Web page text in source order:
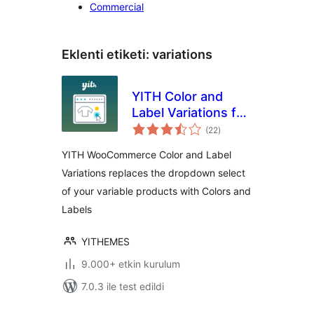
Commercial
Eklenti etiketi: variations
YITH Color and
Label Variations for
WooCommerce
(22toplam
puan
)
YITH WooCommerce Color and Label
Variations replaces the dropdown select
of your variable products with Colors and
Labels
YITHEMES
9.000+ etkin kurulum
7.0.3 ile test edildi